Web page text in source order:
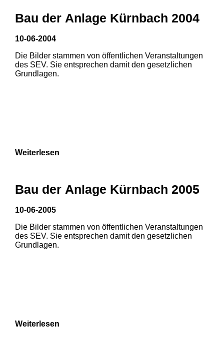
1 2
Bau der Anlage Kürnbach 2004
10-06-2004
Die Bilder stammen von öffentlichen Veranstaltungen
des SEV. Sie entsprechen damit den gesetzlichen
Grundlagen.
Weiterlesen
Bau der Anlage Kürnbach 2005
10-06-2005
Die Bilder stammen von öffentlichen Veranstaltungen
des SEV. Sie entsprechen damit den gesetzlichen
Grundlagen.
Weiterlesen